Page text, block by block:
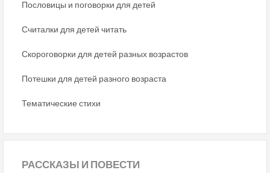
Пословицы и поговорки для детей
Считалки для детей читать
Скороговорки для детей разных возрастов
Потешки для детей разного возраста
Тематические стихи
РАССКАЗЫ И ПОВЕСТИ